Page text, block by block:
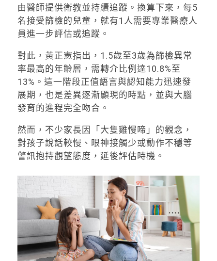
由醫師提供衛教並持續追蹤。換算下來，每5
名接受篩檢的兒童，就有1人需要專業醫療人
員進一步評估或追蹤。
對此，黃正憲指出，1.5歲至3歲為篩檢異常
率最高的年齡層，需轉介比例達10.8%至
13%。這一階段正值語言與認知能力迅速發
展期，也是差異逐漸顯現的時點，並與大腦
發育的進程完全吻合。
然而，不少家長因「大隻雞慢啼」的觀念，
對孩子說話較慢、眼神接觸少或動作不穩等
警訊抱持觀望態度，延後評估時機。